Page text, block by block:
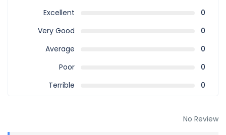
Excellent
0
Very Good
0
Average
0
Poor
0
Terrible
0
No Review